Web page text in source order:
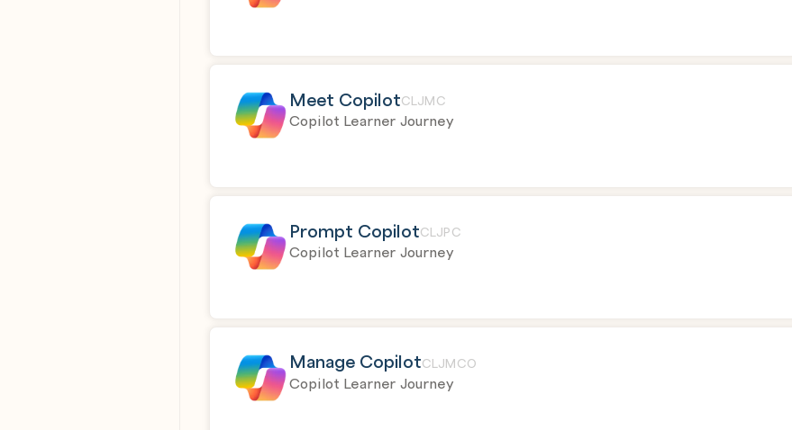
Meet CopilotCLJMC
Copilot Learner Journey
Prompt CopilotCLJPC
Copilot Learner Journey
Manage CopilotCLJMCO
Copilot Learner Journey